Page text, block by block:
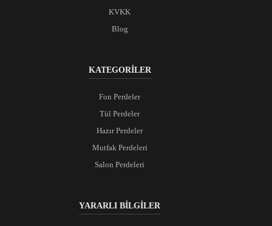
KVKK
Blog
KATEGORİLER
Fon Perdeler
Tül Perdeler
Hazır Perdeler
Mutfak Perdeleri
Salon Perdeleri
YARARLI BİLGİLER